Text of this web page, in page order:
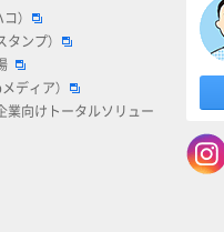
）
タンプ）
ディア）
業向けトータルソリュー